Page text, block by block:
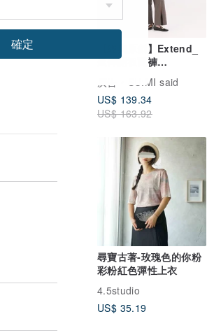
【經典原創】Extend_
延伸開衩寬褲
_CLB005_灰
廣告
SU:MI said
US$ 139.34
US$ 163.92
尋寶古著-玫瑰色的你粉
彩粉紅色彈性上衣
4.5studio
US$ 35.19
確定